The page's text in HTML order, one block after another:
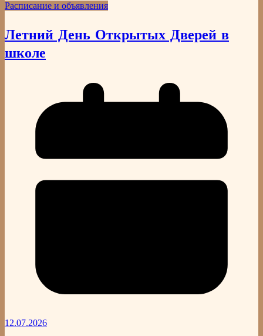
Расписание и объявления
Летний День Открытых Дверей в
школе
12.07.2026